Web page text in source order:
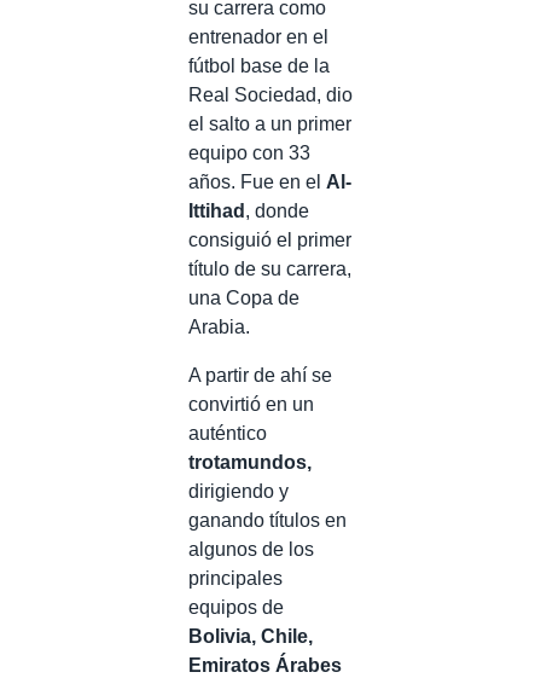
su carrera como
entrenador en el
fútbol base de la
Real Sociedad, dio
el salto a un primer
equipo con 33
años. Fue en el Al-
Ittihad , donde
consiguió el primer
título de su carrera,
una Copa de
Arabia.
A partir de ahí se
convirtió en un
auténtico
trotamundos,
dirigiendo y
ganando títulos en
algunos de los
principales
equipos de
Bolivia, Chile,
Emiratos Árabes